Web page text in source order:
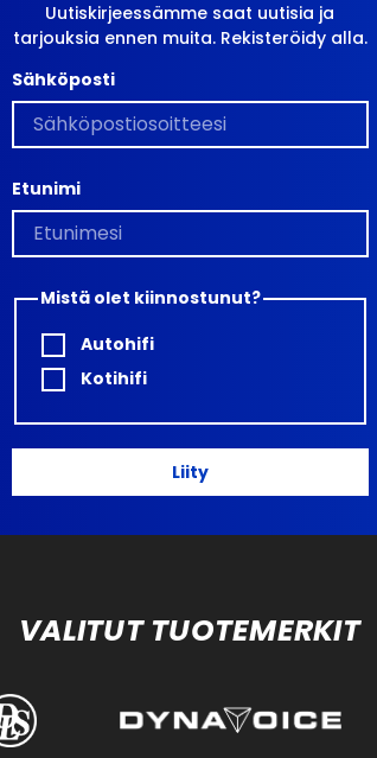
Uutiskirjeessämme saat uutisia ja
tarjouksia ennen muita. Rekisteröidy alla.
Sähköposti
Etunimi
Mistä olet kiinnostunut?
Autohifi
Kotihifi
Liity
VALITUT TUOTEMERKIT